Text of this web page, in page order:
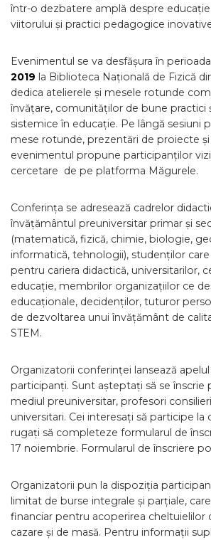
într-o dezbatere amplă despre educație
viitorului și practici pedagogice
Evenimentul se va desfășura în perioada
2019 la Biblioteca Națională de Fizică
dedica atelierele și mesele rotunde
învățare, comunităților de bune practici
sistemice în educație. Pe lângă sesiuni
mese rotunde, prezentări de proiecte
evenimentul propune participanților
cercetare de pe platforma Măgurele.
Conferinţa se adresează cadrelor
învăţământul preuniversitar primar și
(matematică, fizică, chimie, biologie,
informatică, tehnologii), studenților
pentru cariera didactică, universitarilor,
educaţie, membrilor organizaţiilor ce
educaţionale, decidenţilor, tuturor
de dezvoltarea unui învăţământ de
STEM.
Organizatorii conferinței lansează
participanți. Sunt așteptați să se înscrie
mediul preuniversitar, profesori
universitari. Cei interesați să participe
rugați să completeze formularul de
17 noiembrie. Formularul de înscriere
Organizatorii pun la dispoziția
limitat de burse integrale și parțiale,
financiar pentru acoperirea cheltuielilor
cazare și de masă. Pentru informații